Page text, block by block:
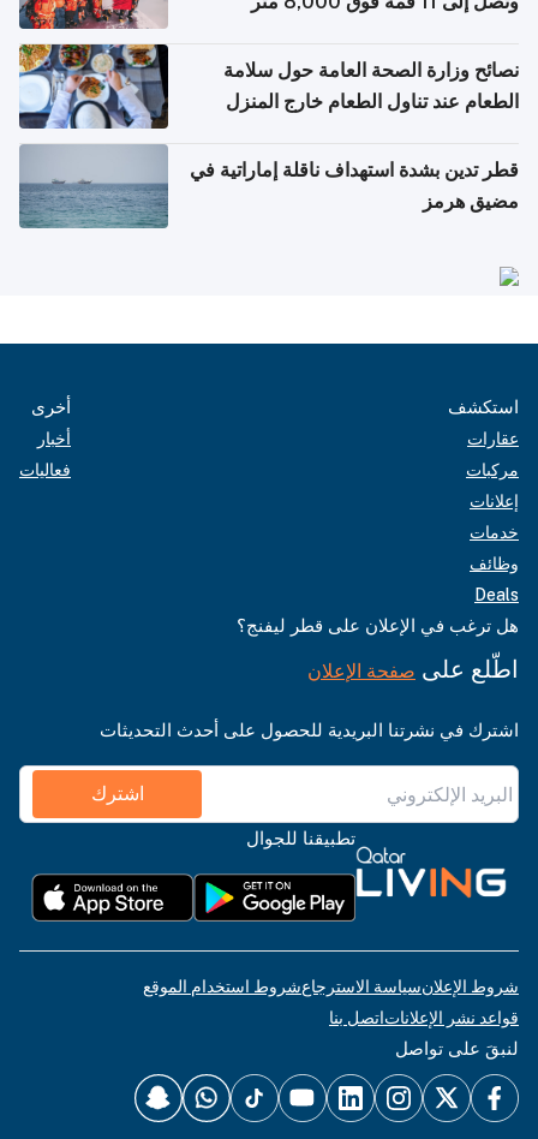
نصائح وزارة الصحة العامة حول سلامة
الطعام عند تناول الطعام خارج المنزل
قطر تدين بشدة استهداف ناقلة إماراتية في
مضيق هرمز
استكشف
عقارات
مركبات
إعلانات
خدمات
وظائف
Deals
أخرى
أخبار
فعاليات
هل ترغب في الإعلان على قطر ليفنج؟
اطّلع على صفحة الإعلان
اشترك في نشرتنا البريدية للحصول على أحدث التحديثات
اشترك
تطبيقنا للجوال
شروط الإعلانسياسة الاسترجاعشروط استخدام الموقع
قواعد نشر الإعلاناتاتصل بنا
لنبقَ على تواصل